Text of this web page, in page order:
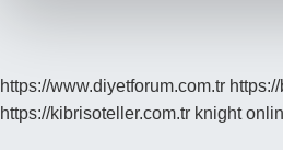
https://www.diyetforum.com.tr
https://kibrisoteller.com.tr knight